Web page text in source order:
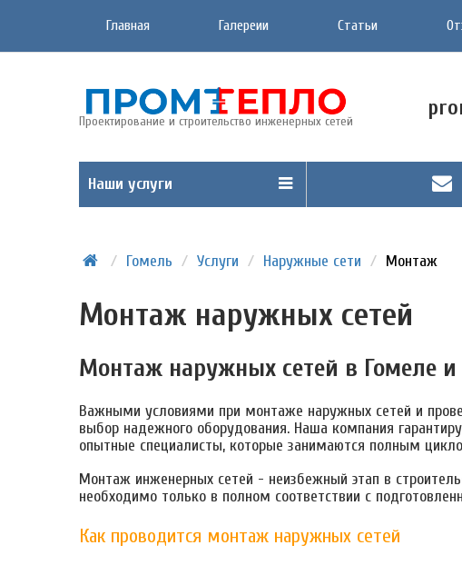
Главная Галереии Статьи
Проектирование и строительство инженерных сетей
Наши услуги
/ Гомель / Услуги / Наружные сети / Монтаж
Монтаж наружных сетей
Монтаж наружных сетей в Гомеле и
Важными условиями при монтаже наружных сетей и
выбор надежного оборудования. Наша компания
опытные специалисты, которые занимаются полным
Монтаж инженерных сетей - неизбежный этап в
необходимо только в полном соответствии с
Как проводится монтаж наружных сетей